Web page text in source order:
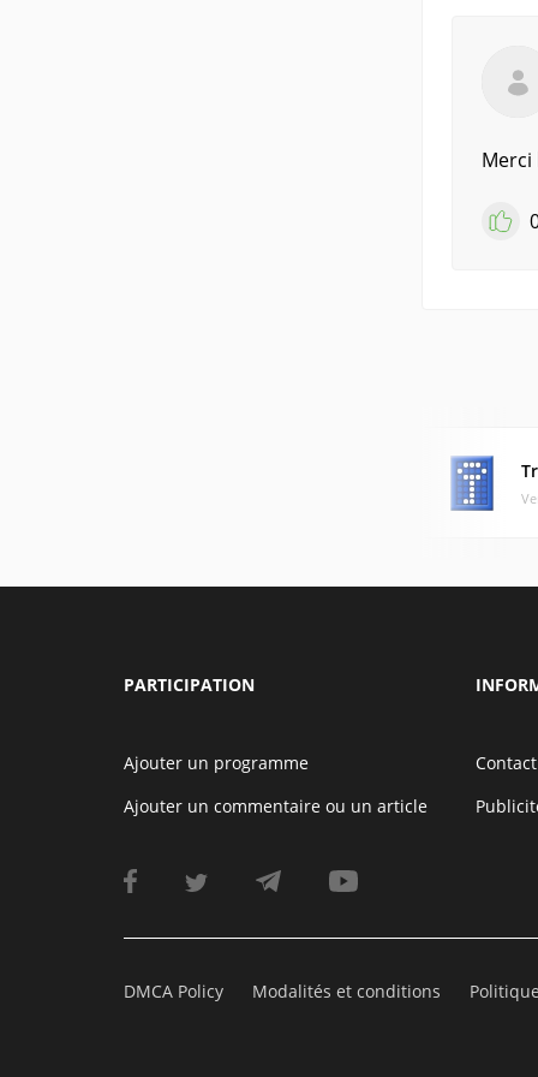
Merci
PARTICIPATION
Ajouter un programme
Ajouter un commentaire ou un article
Contact
DMCA Policy Modalités et conditions